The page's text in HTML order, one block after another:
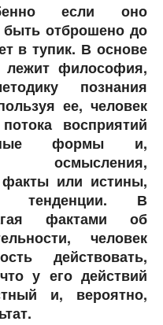
если оно
быть отброшено до
в тупик. В основе
лежит философия,
познания
ее, человек
восприятий
формы и,
осмысления,
или истины,
тенденции. В
фактами об
человек
действовать,
у его действий
и, вероятно,